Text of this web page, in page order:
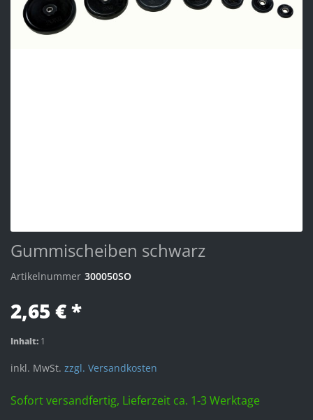
Gummischeiben schwarz
Artikelnummer 300050SO
2,65 € *
Inhalt: 1
inkl. MwSt. zzgl. Versandkosten
Sofort versandfertig, Lieferzeit ca. 1-3 Werktage